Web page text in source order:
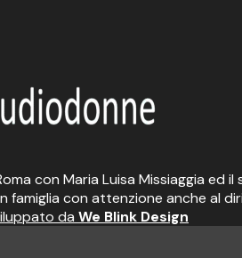
con Maria Luisa Missiaggia ed
famiglia con attenzione anche al
da We Blink Design